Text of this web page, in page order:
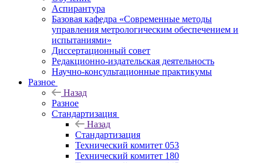
Аспирантура
Базовая кафедра «Современные методы
управления метрологическим обеспечением и
испытаниями»
Диссертационный совет
Редакционно-издательская деятельность
Научно-консультационные практикумы
Разное
Назад
Разное
Стандартизация
Назад
Стандартизация
Технический комитет 053
Технический комитет 180